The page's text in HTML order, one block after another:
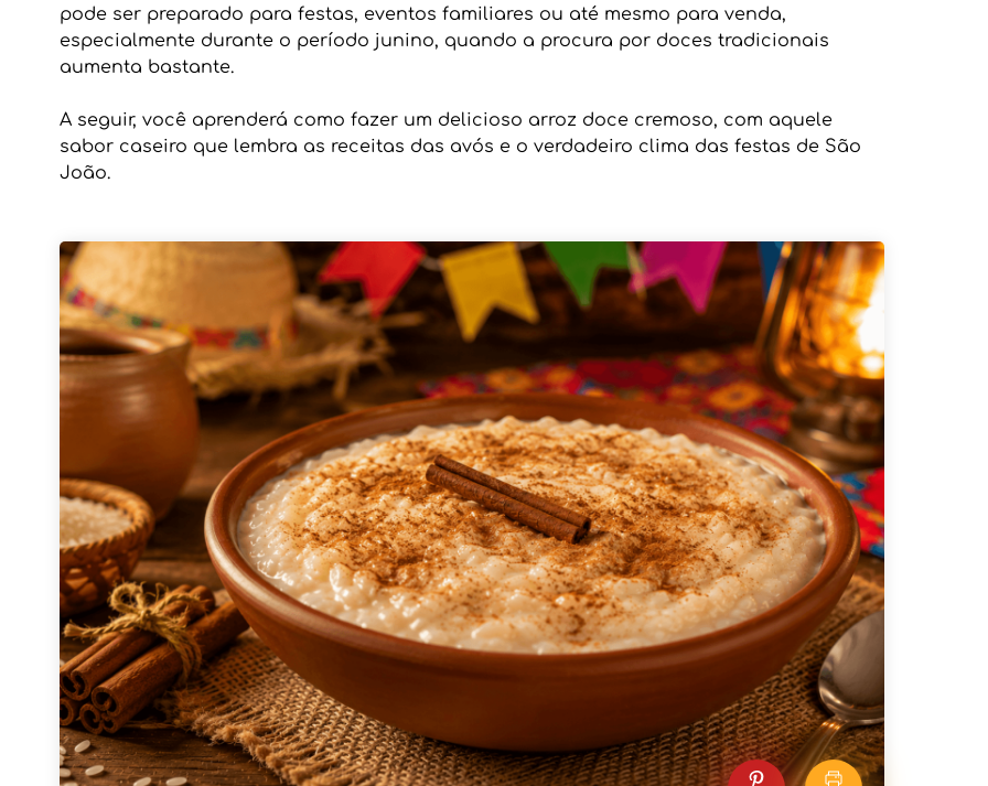
pode ser preparado para festas, eventos familiares ou até mesmo para venda,
especialmente durante o período junino, quando a procura por doces tradicionais
aumenta bastante.
A seguir, você aprenderá como fazer um delicioso arroz doce cremoso, com aquele
sabor caseiro que lembra as receitas das avós e o verdadeiro clima das festas de São
João.